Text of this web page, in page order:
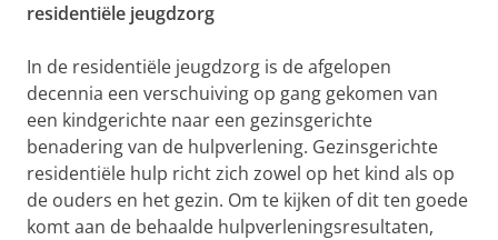
residentiële jeugdzorg
In de residentiële jeugdzorg is de afgelopen
decennia een verschuiving op gang gekomen van
een kindgerichte naar een gezinsgerichte
benadering van de hulpverlening. Gezinsgerichte
residentiële hulp richt zich zowel op het kind als op
de ouders en het gezin. Om te kijken of dit ten goede
komt aan de behaalde hulpverleningsresultaten,